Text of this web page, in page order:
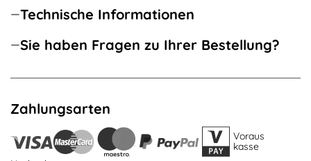
Technische Informationen
Sie haben Fragen zu Ihrer Bestellung?
Zahlungsarten
Voraus
kasse